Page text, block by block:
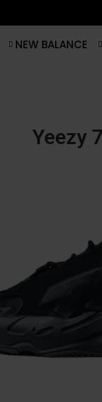
NEW BALANCE
Yeezy